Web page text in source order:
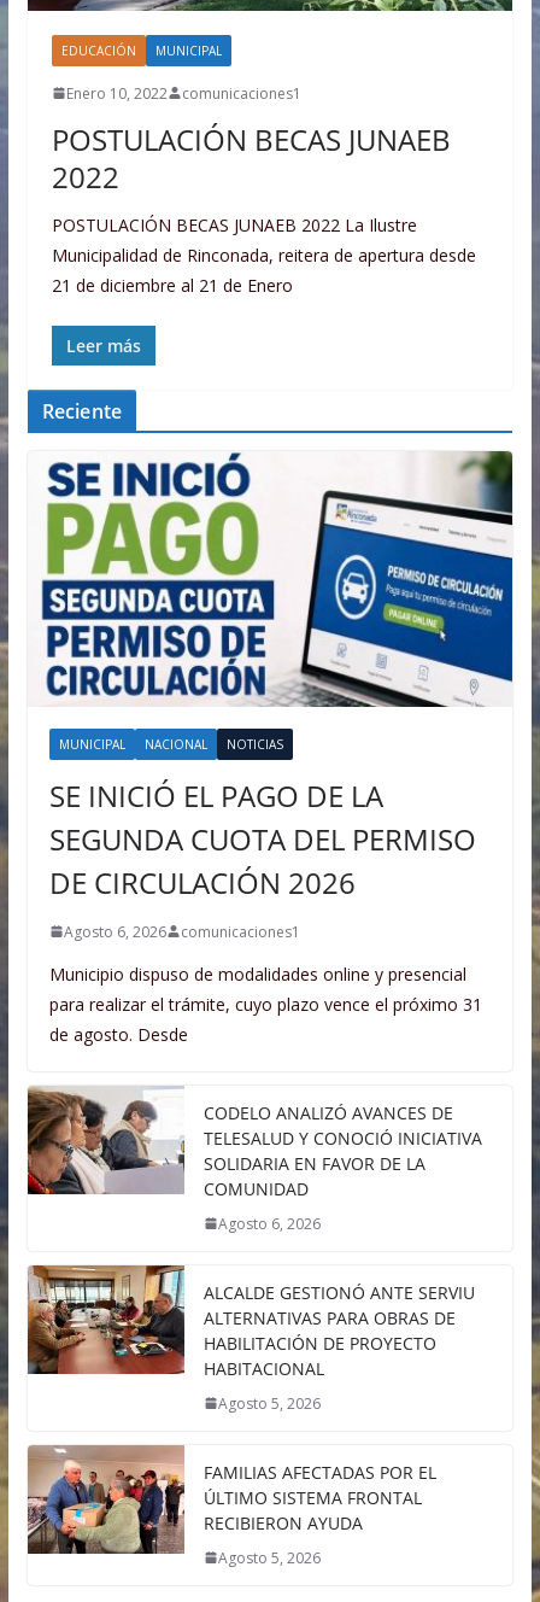
EDUCACIÓN MUNICIPAL
Enero 10, 2022 comunicaciones1
POSTULACIÓN BECAS JUNAEB
2022
POSTULACIÓN BECAS JUNAEB 2022 La Ilustre
Municipalidad de Rinconada, reitera de apertura desde
21 de diciembre al 21 de Enero
Leer más
Reciente
MUNICIPAL NACIONAL NOTICIAS
SE INICIÓ EL PAGO DE LA
SEGUNDA CUOTA DEL PERMISO
DE CIRCULACIÓN 2026
Agosto 6, 2026 comunicaciones1
Municipio dispuso de modalidades online y presencial
para realizar el trámite, cuyo plazo vence el próximo 31
de agosto. Desde
CODELO ANALIZÓ AVANCES DE
TELESALUD Y CONOCIÓ INICIATIVA
SOLIDARIA EN FAVOR DE LA
COMUNIDAD
Agosto 6, 2026
ALCALDE GESTIONÓ ANTE SERVIU
ALTERNATIVAS PARA OBRAS DE
HABILITACIÓN DE PROYECTO
HABITACIONAL
Agosto 5, 2026
FAMILIAS AFECTADAS POR EL
ÚLTIMO SISTEMA FRONTAL
RECIBIERON AYUDA
Agosto 5, 2026